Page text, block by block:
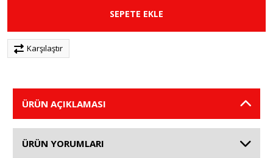
SEPETE EKLE
Karşılaştır
ÜRÜN AÇIKLAMASI
ÜRÜN YORUMLARI